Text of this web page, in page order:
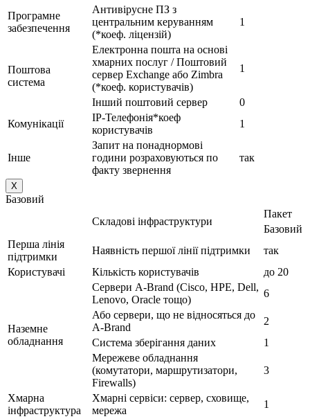
Програмне
забезпечення
Антивірусне ПЗ з
центральним керуванням
(*коеф. ліцензій)
1
Поштова
система
Електронна пошта на основі
хмарних послуг / Поштовий
сервер Exchange або Zimbra
(*коеф. користувачів)
1
Інший поштовий сервер
0
Комунікації
IP-Телефонія*коеф
користувачів
1
Інше
Запит на понаднормові
години розраховуються по
факту звернення
так
X
Базовий
Складові інфраструктури
Пакет
Базовий
Перша лінія
підтримки
Наявність першої лінії підтримки
так
Користувачі
Кількість користувачів до 20
Наземне
обладнання
Сервери A-Brand (Cisco, HPE, Dell,
Lenovo, Oracle тощо)
6
Або сервери, що не відносяться до
A-Brand
2
Система зберігання даних
1
Мережеве обладнання
(комутатори, маршрутизатори,
Firewalls)
3
Хмарна
інфраструктура
Хмарні сервіси: сервер, сховище,
мережа
1